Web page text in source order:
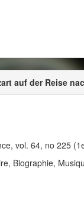
auf der Reise
vol. 64, no 225
Biographie,